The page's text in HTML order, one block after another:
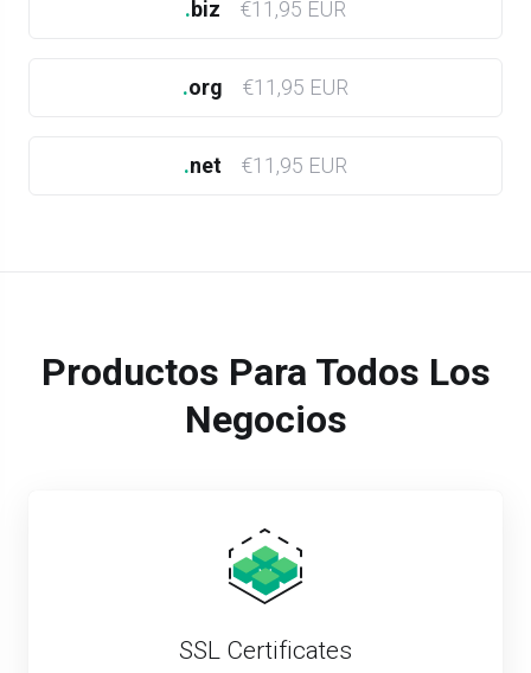
.biz €11,95 EUR
.org €11,95 EUR
.net €11,95 EUR
Productos Para Todos Los
Negocios
SSL Certificates